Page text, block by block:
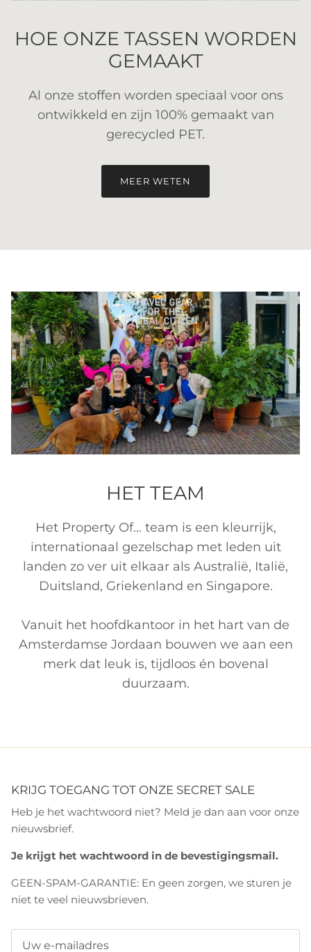
HOE ONZE TASSEN WORDEN
GEMAAKT
Al onze stoffen worden speciaal voor ons
ontwikkeld en zijn 100% gemaakt van
gerecycled PET.
MEER WETEN
HET TEAM
Het Property Of... team is een kleurrijk,
internationaal gezelschap met leden uit
landen zo ver uit elkaar als Australië, Italië,
Duitsland, Griekenland en Singapore.
Vanuit het hoofdkantoor in het hart van de
Amsterdamse Jordaan bouwen we aan een
merk dat leuk is, tijdloos én bovenal
duurzaam.
KRIJG TOEGANG TOT ONZE SECRET SALE
Heb je het wachtwoord niet? Meld je dan aan voor onze
nieuwsbrief.
Je krijgt het wachtwoord in de bevestigingsmail.
GEEN-SPAM-GARANTIE: En geen zorgen, we sturen je
niet te veel nieuwsbrieven.